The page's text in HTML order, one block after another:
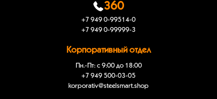
360
+7 949 0-99514-0
+7 949 0-99999-3
Корпоративный отдел
Пн.-Пт: с 9:00 до 18:00
+7 949 500-03-05
korporativ@steelsmart.shop